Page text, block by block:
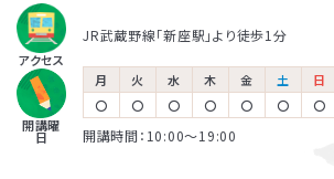
児童発達支援
放課後等デイサービ
アクセス
JR武蔵野線「新座駅」より徒歩1分
開講曜
日
月 火 水 木 金 土 日
〇
〇 〇 〇 〇 〇 〇
開講時間：10:00〜19:00
環境整備については、保護者さまや園
ことで日常に広げていきます。お子さま
生きること」を大切にし、個の要因と環
ランスよく働きかけていきます。田中 康雄
松本 好
達の遅れが気になるお子さまの利用も
ています。自治体の定める日数と自己
利用可能です。
学校など、お子さまが普段通っている
問し、集団生活への適応をサポートしま
し、自分もお子さまも楽しくできるヒン
ている考え方を学ぶプログラムです。